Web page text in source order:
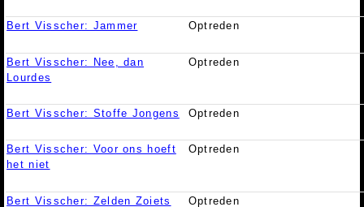
Bert Visscher: Jammer Optreden
Bert Visscher: Nee, dan
Lourdes
Optreden
Bert Visscher: Stoffe Jongens Optreden
Bert Visscher: Voor ons hoeft
het niet
Optreden
Bert Visscher: Zelden Zoiets
Optreden